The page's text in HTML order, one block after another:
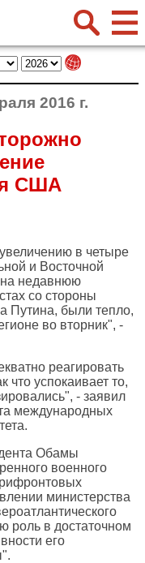
2016 г.
США
в четыре
и Восточной
на недавнюю
со стороны
Путина, были тепло,
во вторник", -
реагировать
что успокаивает то,
- заявил
международных
Обамы
военного
министерства
роль в достаточном
его